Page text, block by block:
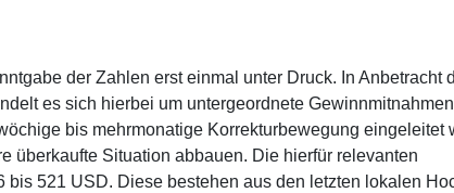
der Zahlen erst einmal unter Druck. In Anbetracht
es sich hierbei um untergeordnete
bis mehrmonatige Korrekturbewegung eingeleitet
überkaufte Situation abbauen. Die hierfür relevanten
521 USD. Diese bestehen aus den letzten lokalen